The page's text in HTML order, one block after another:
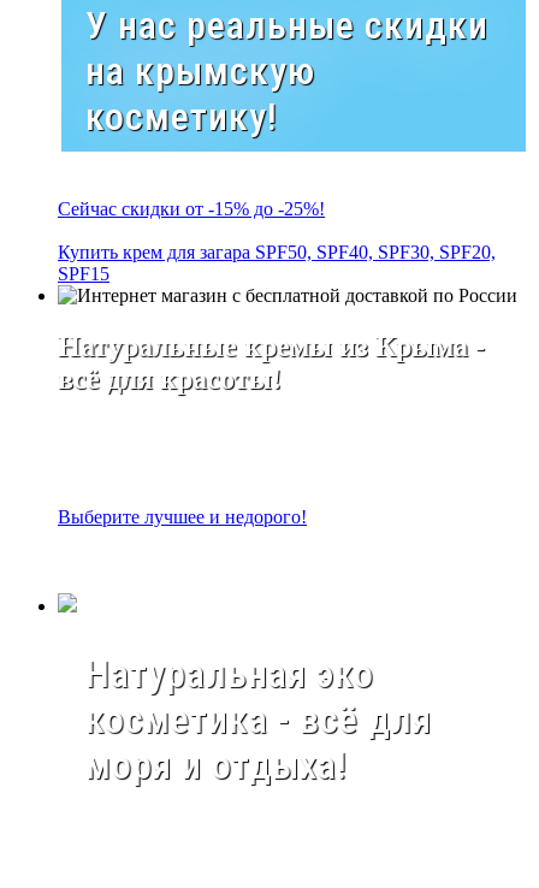
У нас реальные скидки
на крымскую
косметику!
Сейчас скидки от -15% до -25%!
Купить крем для загара SPF50, SPF40, SPF30, SPF20,
SPF15
Натуральные кремы из Крыма -
всё для красоты!
Выберите лучшее и недорого!
Натуральная эко
косметика - всё для
моря и отдыха!